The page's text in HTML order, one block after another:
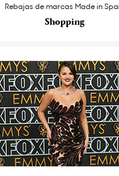
Rebajas de marcas Made in
Shopping